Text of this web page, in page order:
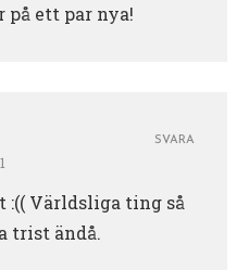
på ett par nya!
:(( Världsliga ting så
trist ändå.
SVARA